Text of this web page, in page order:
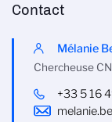
Contact
Mélanie
Chercheuse
+33 5 16